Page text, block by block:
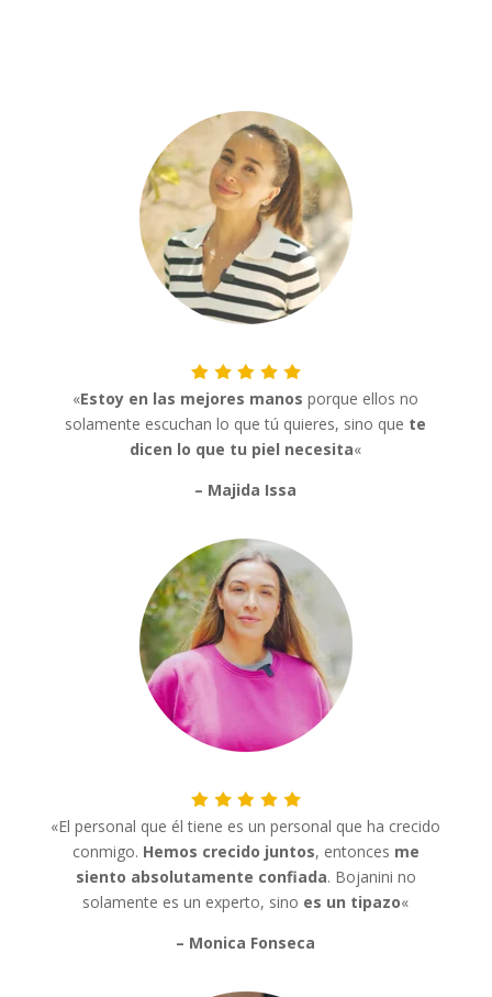
«Estoy en las mejores manos porque ellos no
solamente escuchan lo que tú quieres, sino que te
dicen lo que tu piel necesita«
– Majida Issa
«El personal que él tiene es un personal que ha crecido
conmigo. Hemos crecido juntos, entonces me
siento absolutamente confiada. Bojanini no
solamente es un experto, sino es un tipazo«
– Monica Fonseca